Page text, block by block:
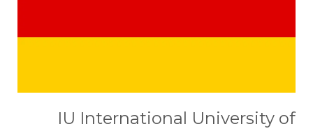
IU International University of